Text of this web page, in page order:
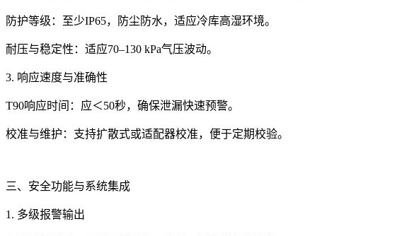
防护等级：至少IP65，防尘防水，适应冷库高湿环境。
耐压与稳定性：适应70–130 kPa气压波动。
3. 响应速度与准确性
T90响应时间：应＜50秒，确保泄漏快速预警。
校准与维护：支持扩散式或适配器校准，便于定期校验。
三、安全功能与系统集成
1. 多级报警输出